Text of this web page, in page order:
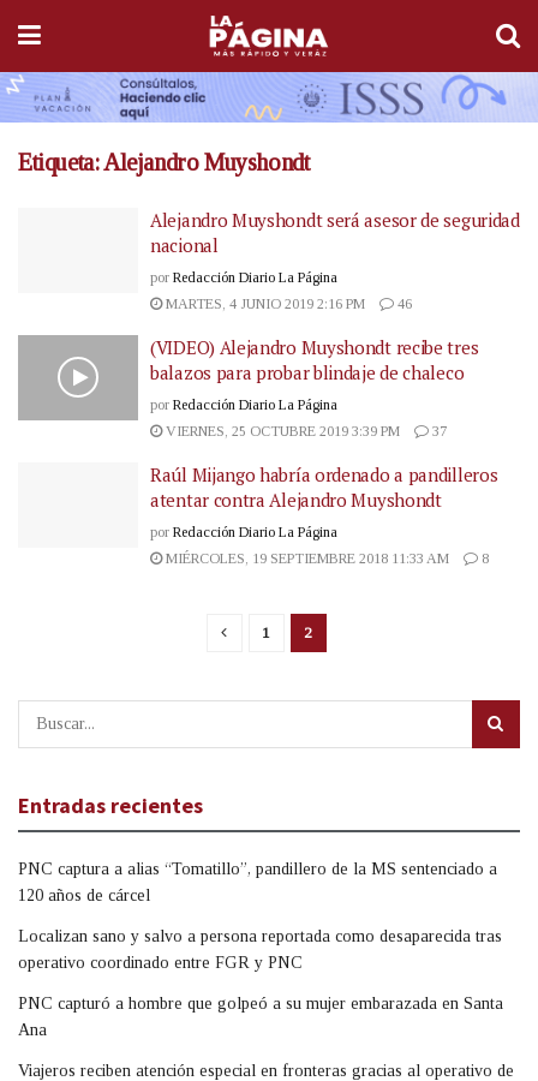
Etiqueta:Alejandro Muyshondt
Alejandro Muyshondt será asesor de seguridad
nacional
por Redacción Diario La Página
MARTES, 4 JUNIO 2019 2:16 PM
46
(VIDEO) Alejandro Muyshondt recibe tres
balazos para probar blindaje de chaleco
por Redacción Diario La Página
VIERNES, 25 OCTUBRE 2019 3:39 PM
37
Raúl Mijango habría ordenado a pandilleros
atentar contra Alejandro Muyshondt
por Redacción Diario La Página
MIÉRCOLES, 19 SEPTIEMBRE 2018 11:33 AM
8
1 2
Entradas recientes
PNC captura a alias “Tomatillo”, pandillero de la MS sentenciado a
120 años de cárcel
Localizan sano y salvo a persona reportada como desaparecida tras
operativo coordinado entre FGR y PNC
PNC capturó a hombre que golpeó a su mujer embarazada en Santa
Ana
Viajeros reciben atención especial en fronteras gracias al operativo de